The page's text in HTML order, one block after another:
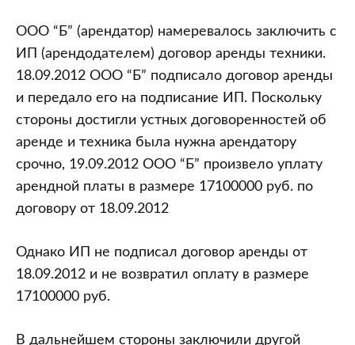
ООО “Б” (арендатор) намеревалось заключить с
ИП (арендодателем) договор аренды техники.
18.09.2012 ООО “Б” подписало договор аренды
и передало его на подписание ИП. Поскольку
стороны достигли устных договоренностей об
аренде и техника была нужна арендатору
срочно, 19.09.2012 ООО “Б” произвело уплату
арендной платы в размере 17100000 руб. по
договору от 18.09.2012
Однако ИП не подписал договор аренды от
18.09.2012 и не возвратил оплату в размере
17100000 руб.
В дальнейшем стороны заключили другой